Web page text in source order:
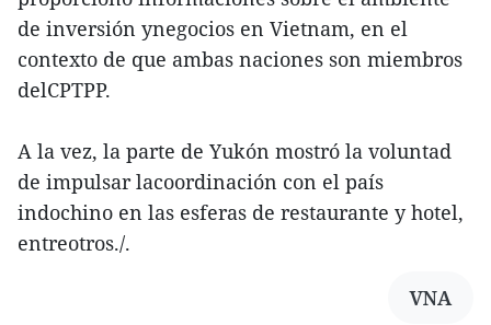
de inversión ynegocios en Vietnam, en el
contexto de que ambas naciones son miembros
delCPTPP.
A la vez, la parte de Yukón mostró la voluntad
de impulsar lacoordinación con el país
indochino en las esferas de restaurante y hotel,
entreotros./.
VNA